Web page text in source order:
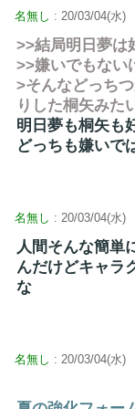
名無し : 20/03/04(水)
>>結局明日夢は
>>嫌いでもない
>そんなどっち
りした桐矢みた
明日夢も桐矢も
どっちも嫌いで
名無し : 20/03/04(水)
人間そんな簡単
んだけどキャラ
な
名無し : 20/03/04(水)